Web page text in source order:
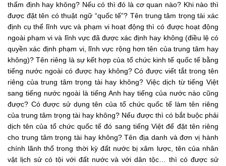
thẩm định hay không? Nếu có thì đó là cơ quan nào? Khi nào thì
được đặt tên có thuật ngữ “quốc tế”? Tên trung tâm trọng tài xác
định cụ thể lĩnh vực và phạm vi hoạt động thì có được hoạt động
ngoài phạm vi và lĩnh vực đã được xác định hay không (điều lệ có
quyền xác định phạm vi, lĩnh vực rộng hơn tên của trung tâm hay
không)? Tên riêng là sự kết hợp của tổ chức kinh tế quốc tế bằng
tiếng nước ngoài có được hay không? Có được viết tắt trong tên
riêng của trung tâm trọng tài hay không? Việc dịch từ tiếng Việt
sang tiếng nước ngoài là tiếng Anh hay tiếng của nước nào cũng
được? Có được sử dụng tên của tổ chức quốc tế làm tên riêng
của trung tâm trọng tài hay không? Nếu được thì có bắt buộc phải
dịch tên của tổ chức quốc tế đó sang tiếng Việt để đặt tên riêng
cho trung tâm trọng tài hay không? Tên địa danh và đơn vị hành
chính lãnh thổ trong thời kỳ đất nước bị xâm lược, tên của nhân
vật lịch sử có tội với đất nước và với dân tộc… thì có được sử